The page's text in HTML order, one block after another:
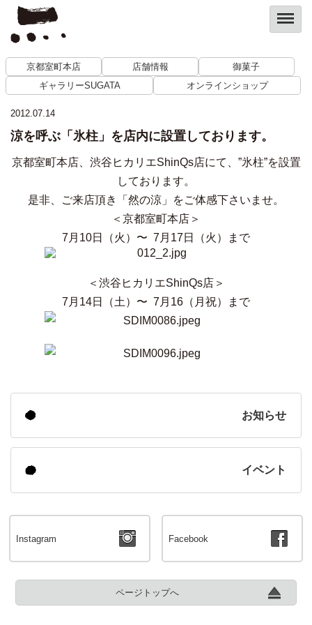
京都室町本店 店舗情報
御菓子
ギャラリーSUGATA
オンラインショップ
2012.07.14
涼を呼ぶ「氷柱」を店内に設置しております。
京都室町本店、渋谷ヒカリエShinQs店にて、”氷柱”を設置
しております。
是非、ご来店頂き「然の涼」をご体感下さいませ。
＜京都室町本店＞
7月10日（火）〜 7月17日（火）まで
＜渋谷ヒカリエShinQs店＞
7月14日（土）〜 7月16（月祝）まで
お知らせ
イベント
Instagram Facebook
ページトップへ